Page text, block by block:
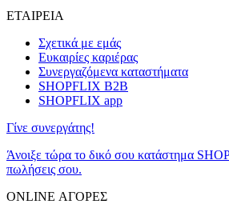
ΕΤΑΙΡΕΙΑ
Σχετικά με εμάς
Ευκαιρίες καριέρας
Συνεργαζόμενα καταστήματα
SHOPFLIX B2B
SHOPFLIX app
Γίνε συνεργάτης!
Άνοιξε τώρα το δικό σου κατάστημα
πωλήσεις σου.
ONLINE ΑΓΟΡΕΣ